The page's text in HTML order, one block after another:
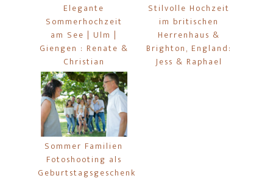
Elegante
Sommerhochzeit
am See | Ulm |
Giengen : Renate &
Christian
Stilvolle Hochzeit
im britischen
Herrenhaus &
Brighton, England:
Jess & Raphael
Sommer Familien
Fotoshooting als
Geburtstagsgeschenk